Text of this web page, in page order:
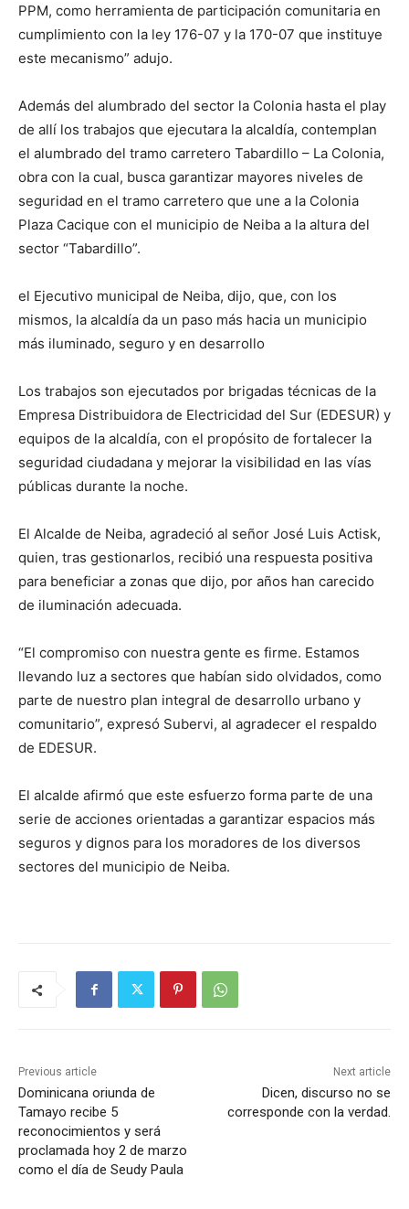
PPM, como herramienta de participación comunitaria en
cumplimiento con la ley 176-07 y la 170-07 que instituye
este mecanismo” adujo.
Además del alumbrado del sector la Colonia hasta el play
de allí los trabajos que ejecutara la alcaldía, contemplan
el alumbrado del tramo carretero Tabardillo – La Colonia,
obra con la cual, busca garantizar mayores niveles de
seguridad en el tramo carretero que une a la Colonia
Plaza Cacique con el municipio de Neiba a la altura del
sector “Tabardillo”.
el Ejecutivo municipal de Neiba, dijo, que, con los
mismos, la alcaldía da un paso más hacia un municipio
más iluminado, seguro y en desarrollo
Los trabajos son ejecutados por brigadas técnicas de la
Empresa Distribuidora de Electricidad del Sur (EDESUR) y
equipos de la alcaldía, con el propósito de fortalecer la
seguridad ciudadana y mejorar la visibilidad en las vías
públicas durante la noche.
El Alcalde de Neiba, agradeció al señor José Luis Actisk,
quien, tras gestionarlos, recibió una respuesta positiva
para beneficiar a zonas que dijo, por años han carecido
de iluminación adecuada.
“El compromiso con nuestra gente es firme. Estamos
llevando luz a sectores que habían sido olvidados, como
parte de nuestro plan integral de desarrollo urbano y
comunitario”, expresó Subervi, al agradecer el respaldo
de EDESUR.
El alcalde afirmó que este esfuerzo forma parte de una
serie de acciones orientadas a garantizar espacios más
seguros y dignos para los moradores de los diversos
sectores del municipio de Neiba.
Previous article
Dominicana oriunda de
Tamayo recibe 5
reconocimientos y será
proclamada hoy 2 de marzo
como el día de Seudy Paula
Next article
Dicen, discurso no se
corresponde con la verdad.